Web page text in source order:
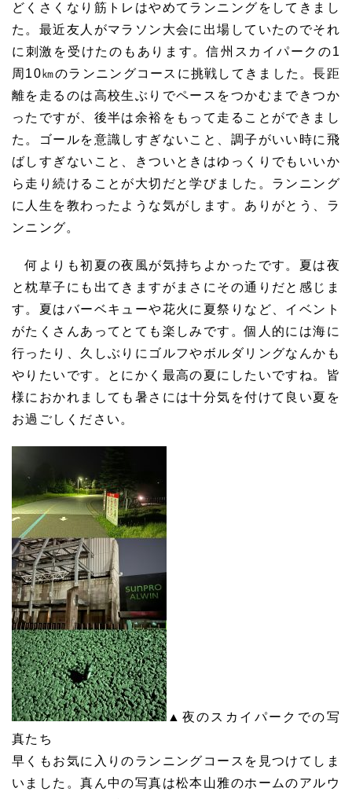
どくさくなり筋トレはやめてランニングをしてきまし
た。最近友人がマラソン大会に出場していたのでそれ
に刺激を受けたのもあります。信州スカイパークの1
周 10㎞のランニングコースに挑戦してきました。長距
離を走るのは高校生ぶりでペースをつかむまできつか
ったですが、後半は余裕をもって走ることができまし
た。ゴールを意識しすぎないこと、調子がいい時に飛
ばしすぎないこと、きついときはゆっくりでもいいか
ら走り続けることが大切だと学びました。ランニング
に人生を教わったような気がします。ありがとう、ラ
ンニング。
何よりも初夏の夜風が気持ちよかったです。夏は夜
と枕草子にも出てきますがまさにその通りだと感じま
す。夏はバーベキューや花火に夏祭りなど、イベント
がたくさんあってとても楽しみです。個人的には海に
行ったり、久しぶりにゴルフやボルダリングなんかも
やりたいです。とにかく最高の夏にしたいですね。皆
様におかれましても暑さには十分気を付けて良い夏を
お過ごしください。
▲夜のスカイパークでの写
真たち
早くもお気に入りのランニングコースを見つけてしま
いました。真ん中の写真は松本山雅のホームのアルウ